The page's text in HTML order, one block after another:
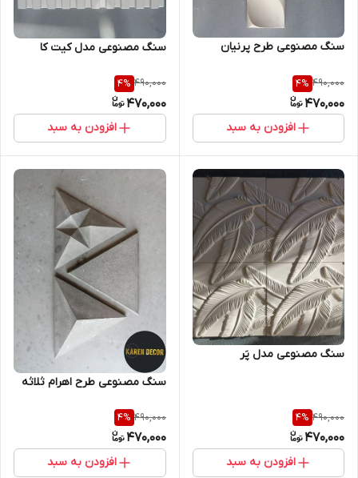
سنگ مصنوعی طرح پرنیان
490,000
4%
470,000
افزودن به سبد
سنگ مصنوعی مدل کیت کا
490,000
4%
470,000
افزودن به سبد
سنگ مصنوعی مدل پَر
490,000
4%
470,000
افزودن به سبد
سنگ مصنوعی طرح اهرام ثلاثه
490,000
4%
470,000
افزودن به سبد